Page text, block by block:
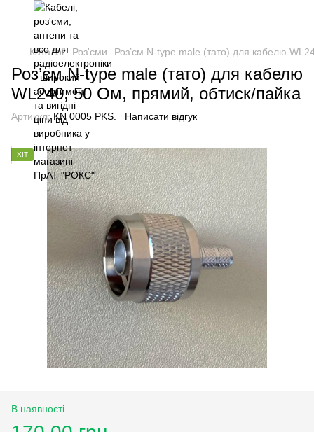
Каталог Роз'єми Роз’єм N-type male (тато) для кабелю
Роз’єм N-type male (тато) для кабелю
WL240, 50 Ом, прямий, обтиск/пайка
Артикул:KN 0005 PKS. Написати відгук
ХІТ
В наявності